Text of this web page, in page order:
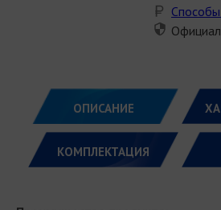
ОПИСАНИЕ
КОМПЛЕКТАЦИЯ